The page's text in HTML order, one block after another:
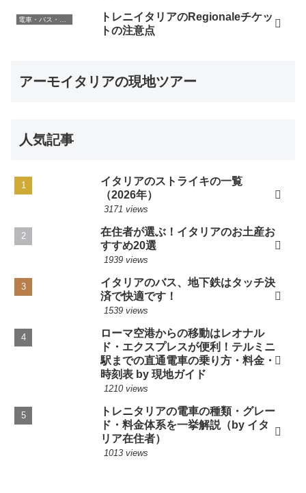
トレニイタリアのRegionaleチケッ
トの注意点
アーモイタリアの現地ツアー
人気記事
イタリアのストライキの一覧
（2026年）
3171 views
在住者が選ぶ！イタリアのお土産お
すすめ20選
1939 views
イタリアのバス、地下鉄はタッチ決
済で快適です！
1539 views
ローマ空港からの移動はレオナル
ド・エクスプレスが便利！テルミニ
駅までの直通電車の乗り方・料金・
時刻表 by 現地ガイド
1210 views
トレニタリアの電車の種類・グレー
ド・料金体系を一挙解説（by イタ
リア在住者）
1013 views